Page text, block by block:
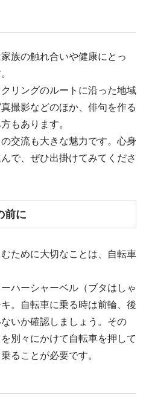
族の触れ合いや健康にとっ
リングのルートに沿った地域
撮影などのほか、俳句を作る
もあります。
交流も大きな魅力です。心身
で、ぜひ出掛けてみてくださ
前に
ために大切なことは、自転車
ハーシャーベル（ブタはしゃ
。自転車に乗る時は前輪、後
いか確認しましょう。その
別々にかけて自転車を押して
ることが必要です。